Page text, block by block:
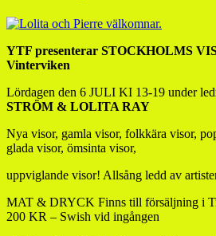
YTF presenterar STOCKHOLMS
Vinterviken
Lördagen den 6 JULI KI 13-19 under
STRÖM & LOLITA RAY
Nya visor, gamla visor, folkkära visor,
glada visor, ömsinta visor,
uppviglande visor! Allsång ledd av
MAT & DRYCK Finns till försäljning i
200 KR – Swish vid ingången